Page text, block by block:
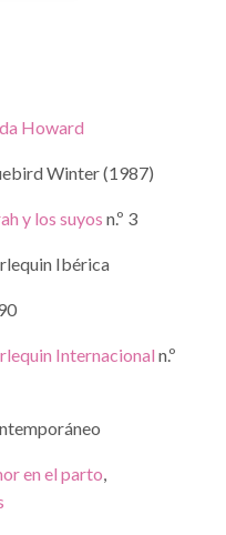
Howard
Winter (1987)
y los suyos n.º 3
Ibérica
Internacional n.º
en el parto,